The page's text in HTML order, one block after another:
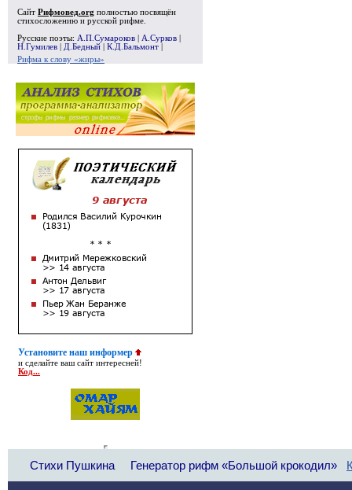
Сайт Рифмовед.org полностью посвящён
стихосложению и русской рифме.
Русские поэты: А.П.Сумароков А.Сурков
Н.Гумилев
Д.Бедный К.Д.Бальмонт
Рифма к слову «жиры»
Установите наш информер
и сделайте ваш сайт интересней!
Код...
Стихи Пушкина Генератор рифм «Большой крокодил»